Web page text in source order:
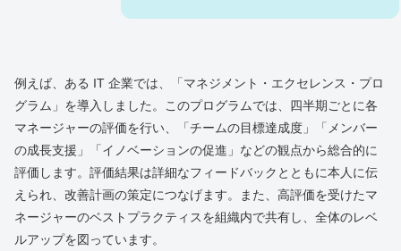
例えば、ある IT 企業では、「マネジメント・エクセレンス・プロ
グラム」を導入しました。このプログラムでは、四半期ごとに各
マネージャーの評価を行い、「チームの目標達成度」「メンバー
の成長支援」「イノベーションの促進」などの観点から総合的に
評価します。評価結果は詳細なフィードバックとともに本人に伝
えられ、改善計画の策定につなげます。また、高評価を受けたマ
ネージャーのベストプラクティスを組織内で共有し、全体のレベ
ルアップを図っています。